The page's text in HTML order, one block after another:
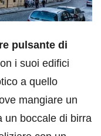
pulsante di
i suoi edifici
a quello
mangiare un
un boccale di birra